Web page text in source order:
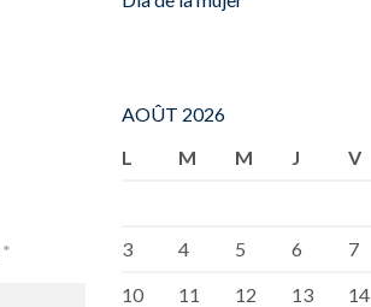
*
AOÛT 2026
L
M M J V
3
4 5 6 7
10
11 12 13 14